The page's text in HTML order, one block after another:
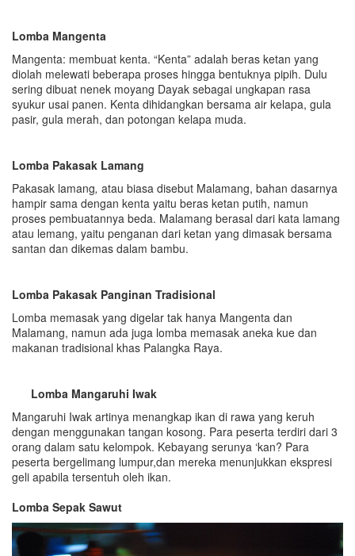
Lomba Mangenta
Mangenta: membuat kenta. “Kenta” adalah beras ketan yang
diolah melewati beberapa proses hingga bentuknya pipih. Dulu
sering dibuat nenek moyang Dayak sebagai ungkapan rasa
syukur usai panen. Kenta dihidangkan bersama air kelapa, gula
pasir, gula merah, dan potongan kelapa muda.
Lomba Pakasak Lamang
Pakasak lamang, atau biasa disebut Malamang, bahan dasarnya
hampir sama dengan kenta yaitu beras ketan putih, namun
proses pembuatannya beda. Malamang berasal dari kata lamang
atau lemang, yaitu penganan dari ketan yang dimasak bersama
santan dan dikemas dalam bambu.
Lomba Pakasak Panginan Tradisional
Lomba memasak yang digelar tak hanya Mangenta dan
Malamang, namun ada juga lomba memasak aneka kue dan
makanan tradisional khas Palangka Raya.
Lomba Mangaruhi Iwak
Mangaruhi Iwak artinya menangkap ikan di rawa yang keruh
dengan menggunakan tangan kosong. Para peserta terdiri dari 3
orang dalam satu kelompok. Kebayang serunya ‘kan? Para
peserta bergelimang lumpur,dan mereka menunjukkan ekspresi
geli apabila tersentuh oleh ikan.
Lomba Sepak Sawut